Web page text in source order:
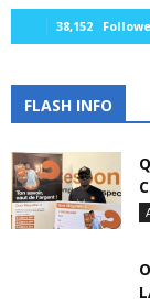
38,152
FLASH INFO